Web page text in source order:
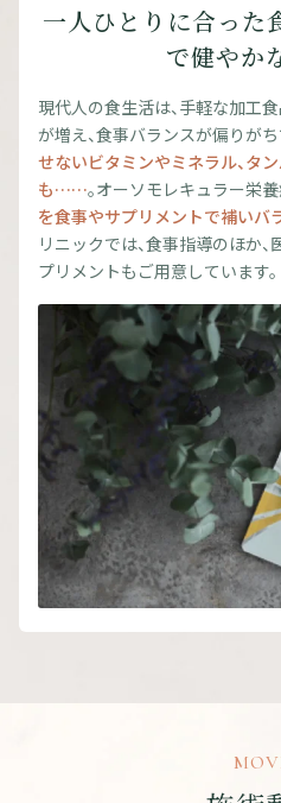
一人ひとりに合った
で健やか
現代人の食生活は、手軽な加工
が増え、食事バランスが偏りがち
せないビタミンやミネラル、タ
も……。オーソモレキュラー栄養
を食事やサプリメントで補いバ
リニックでは、食事指導のほか
プリメントもご用意しています。